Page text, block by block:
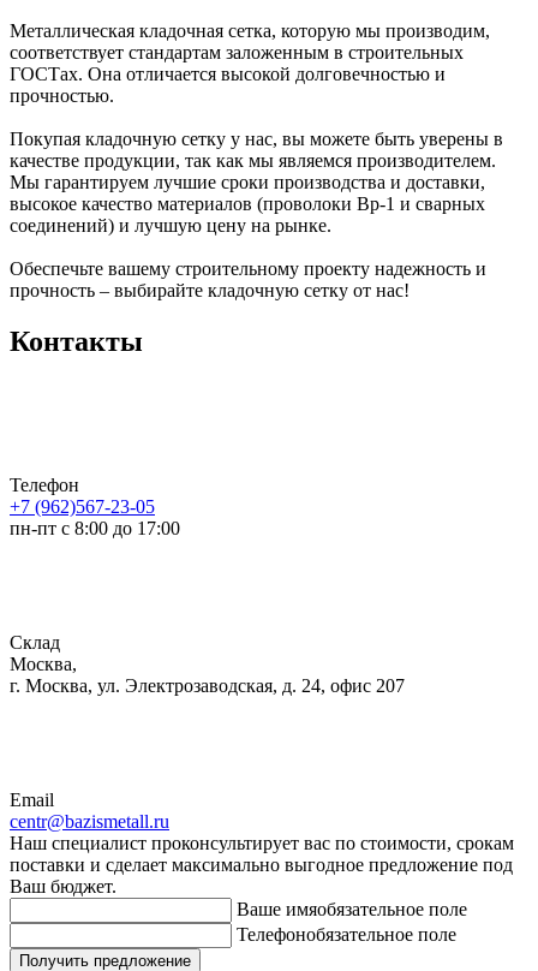
Металлическая кладочная сетка, которую мы производим,
соответствует стандартам заложенным в строительных
ГОСТах. Она отличается высокой долговечностью и
прочностью.
Покупая кладочную сетку у нас, вы можете быть уверены в
качестве продукции, так как мы являемся производителем.
Мы гарантируем лучшие сроки производства и доставки,
высокое качество материалов (проволоки Вр-1 и сварных
соединений) и лучшую цену на рынке.
Обеспечьте вашему строительному проекту надежность и
прочность – выбирайте кладочную сетку от нас!
Контакты
Телефон
+7 (962)567-23-05
пн-пт с 8:00 до 17:00
Склад
Москва,
г. Москва, ул. Электрозаводская, д. 24, офис 207
Email
centr@bazismetall.ru
Наш специалист проконсультирует вас по стоимости, срокам
поставки и сделает максимально выгодное предложение под
Ваш бюджет.
Ваше имяобязательное поле
Телефонобязательное поле
Получить предложение